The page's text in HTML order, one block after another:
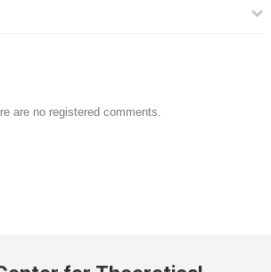
are no registered comments.